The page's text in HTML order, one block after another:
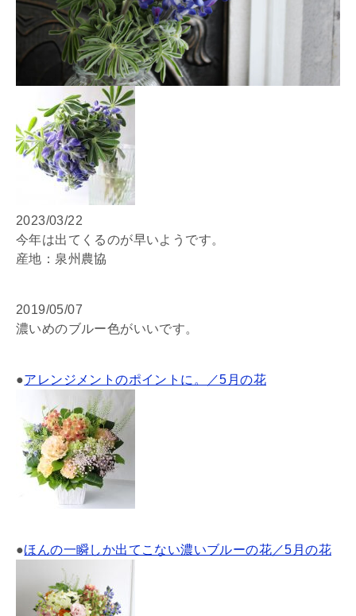
2023/03/22
今年は出てくるのが早いようです。
産地：泉州農協
2019/05/07
濃いめのブルー色がいいです。
●アレンジメントのポイントに。／5月の花
●ほんの一瞬しか出てこない濃いブルーの花／5月の花